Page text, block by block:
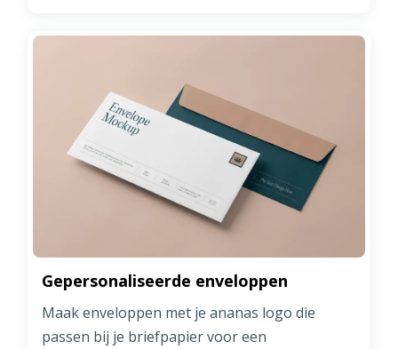
Gepersonaliseerde enveloppen
Maak enveloppen met je ananas logo die
passen bij je briefpapier voor een